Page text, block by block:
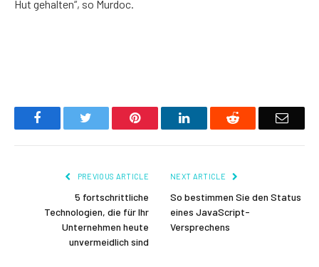
Hut gehalten“, so Murdoc.
Facebook Pinterest LinkedIn Reddit Email
PREVIOUS ARTICLE
5 fortschrittliche
Technologien, die für Ihr
Unternehmen heute
unvermeidlich sind
NEXT ARTICLE
So bestimmen Sie den Status
eines JavaScript-
Versprechens